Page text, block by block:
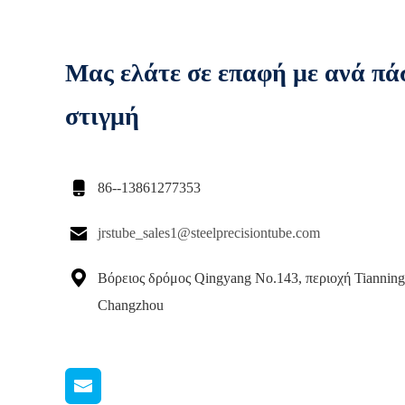
Μας ελάτε σε επαφή με ανά
στιγμή
 86--13861277353
 jrstube_sales1@steelprecisiontube.com

Βόρειος δρόμος Qingyang No.143, περιοχή
Changzhou